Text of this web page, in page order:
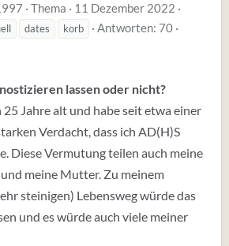
Thema 11 Dezember 2022
dates korb
Antworten: 70
lassen oder nicht?
25 Jahre alt und habe seit etwa einer
Verdacht, dass ich AD(H)S
Diese Vermutung teilen auch meine
meine Mutter. Zu meinem
steinigen) Lebensweg würde das
und es würde auch viele meiner